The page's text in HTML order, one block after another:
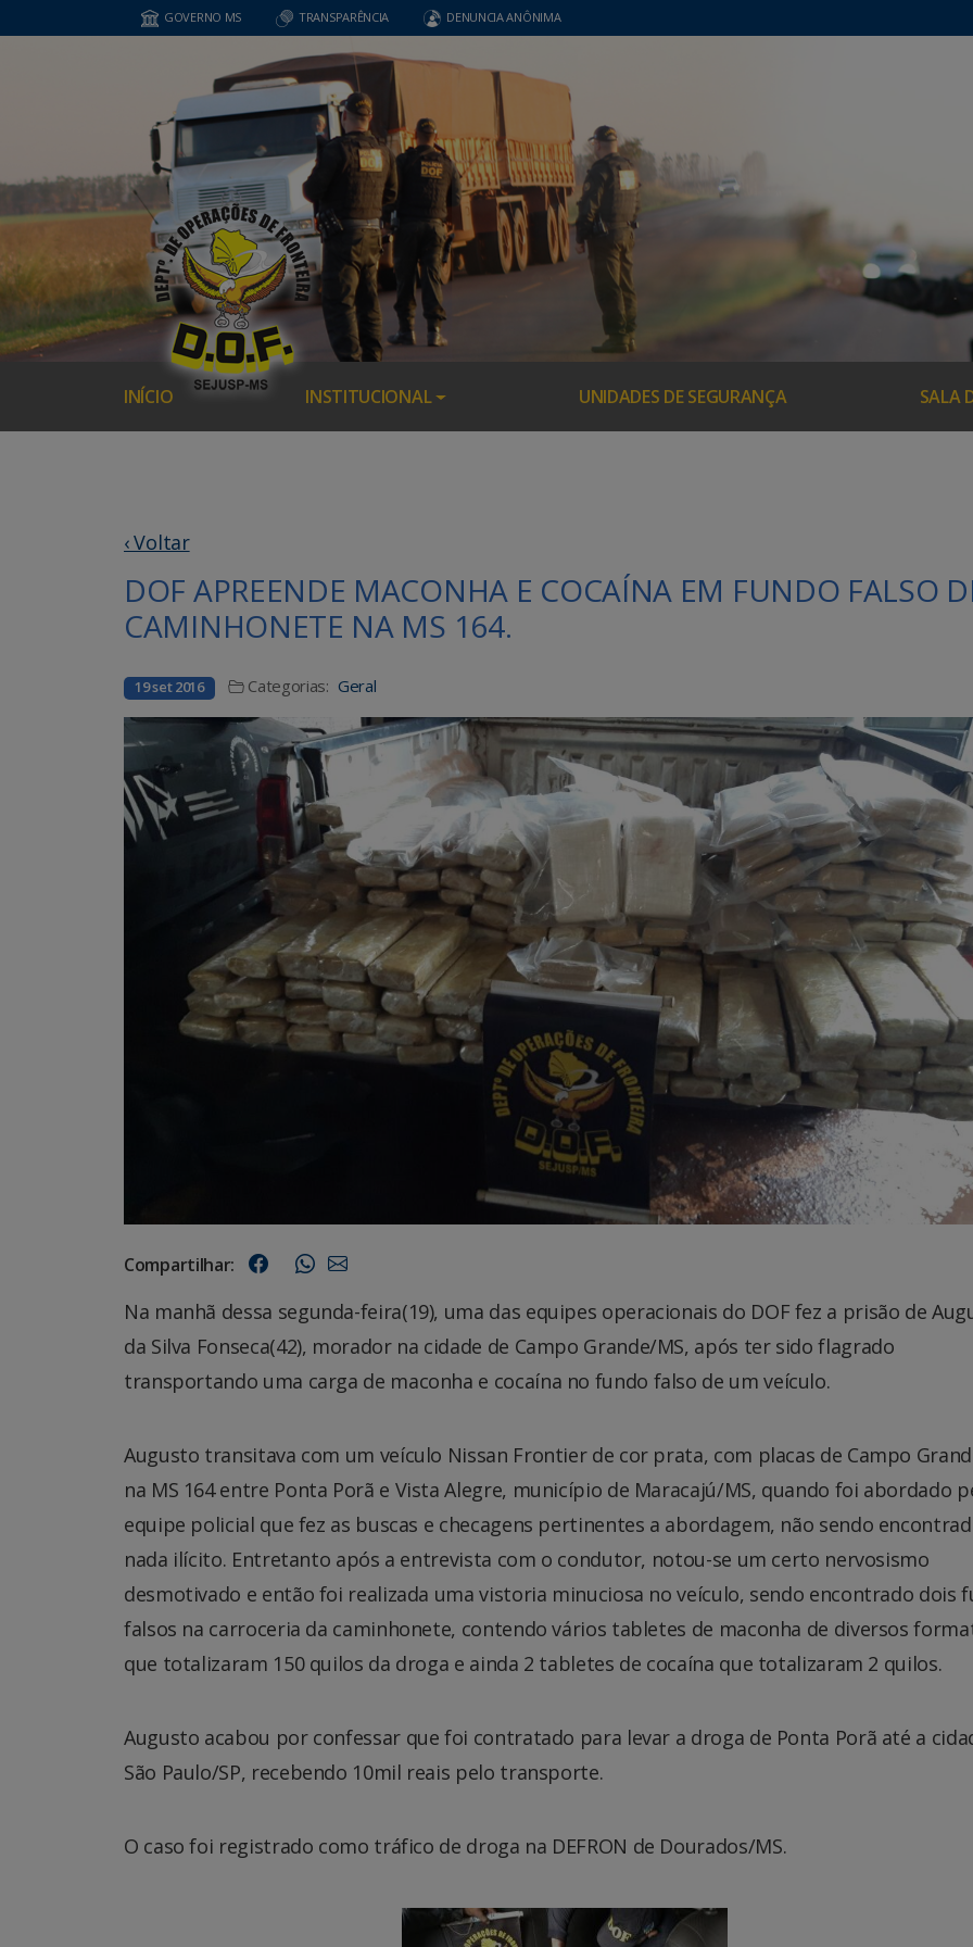
GOVERNO MS TRANSPARÊNCIA DENUNCIA ANÔNIMA
INÍCIO INSTITUCIONAL UNIDADES DE SEGURANÇA SALA
‹ Voltar
DOF APREENDE MACONHA E COCAÍNA EM FUNDO FALSO
CAMINHONETE NA MS 164.
19 set 2016 Categorias: Geral
Compartilhar:
Na manhã dessa segunda-feira(19), uma das equipes operacionais do DOF fez a prisão de
da Silva Fonseca(42), morador na cidade de Campo Grande/MS, após ter sido flagrado
transportando uma carga de maconha e cocaína no fundo falso de um veículo.
Augusto transitava com um veículo Nissan Frontier de cor prata, com placas de Campo
na MS 164 entre Ponta Porã e Vista Alegre, município de Maracajú/MS, quando foi abordado
equipe policial que fez as buscas e checagens pertinentes a abordagem, não sendo
nada ilícito. Entretanto após a entrevista com o condutor, notou-se um certo nervosismo
desmotivado e então foi realizada uma vistoria minuciosa no veículo, sendo encontrado dois
falsos na carroceria da caminhonete, contendo vários tabletes de maconha de diversos
que totalizaram 150 quilos da droga e ainda 2 tabletes de cocaína que totalizaram 2 quilos.
Augusto acabou por confessar que foi contratado para levar a droga de Ponta Porã até a
São Paulo/SP, recebendo 10mil reais pelo transporte.
O caso foi registrado como tráfico de droga na DEFRON de Dourados/MS.